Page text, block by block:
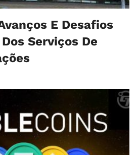
E Desafios
Serviços De